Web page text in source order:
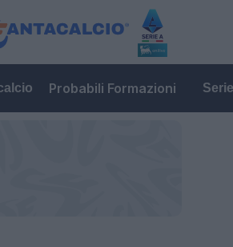
Probabili Formazioni